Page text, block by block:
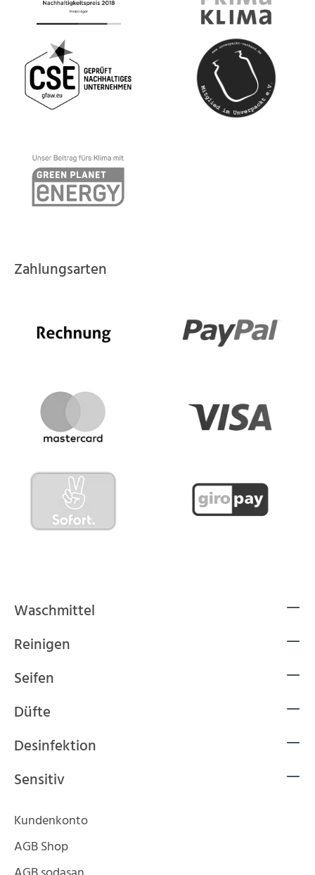
Zahlungsarten
Waschmittel
Reinigen
Seifen
Düfte
Desinfektion
Sensitiv
Kundenkonto
AGB Shop